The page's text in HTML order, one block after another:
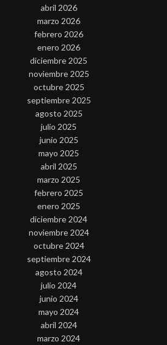
abril 2026
marzo 2026
febrero 2026
enero 2026
diciembre 2025
noviembre 2025
octubre 2025
septiembre 2025
agosto 2025
julio 2025
junio 2025
mayo 2025
abril 2025
marzo 2025
febrero 2025
enero 2025
diciembre 2024
noviembre 2024
octubre 2024
septiembre 2024
agosto 2024
julio 2024
junio 2024
mayo 2024
abril 2024
marzo 2024